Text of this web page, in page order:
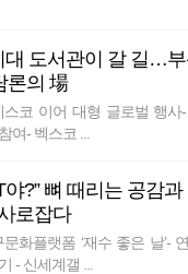
대 도서관이 갈 길…부
론의 場
스코 이어 대형 글로벌 행사
여- 벡스코 ...
야?” 뼈 때리는 공감
로잡다
화플랫폼 ‘재수 좋은 날’-
- 신세계갤 ...